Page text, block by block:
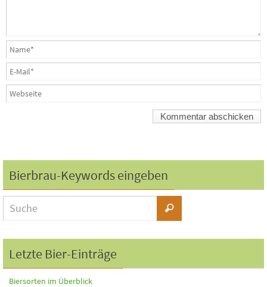
Bierbrau-Keywords eingeben
Letzte Bier-Einträge
Biersorten im Überblick